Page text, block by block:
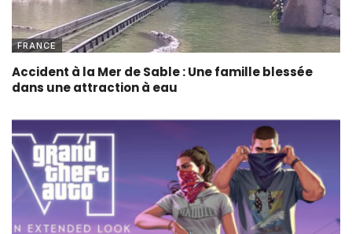
FRANCE
Accident à la Mer de Sable : Une famille blessée
dans une attraction à eau